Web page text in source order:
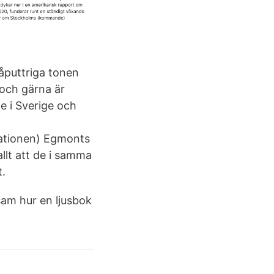
tonen
gärna är
i Sverige och
Egmonts
att de i samma
hur en ljusbok